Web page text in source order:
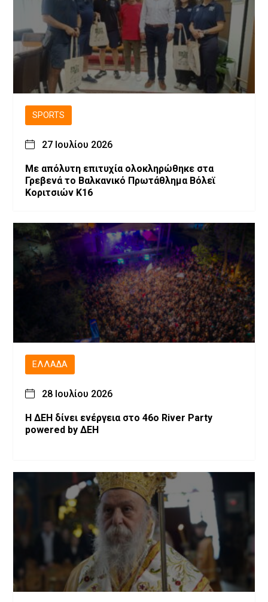
SPORTS
27 Ιουλίου 2026
Με απόλυτη επιτυχία ολοκληρώθηκε στα
Γρεβενά το Βαλκανικό Πρωτάθλημα Βόλεϊ
Κοριτσιών Κ16
ΕΛΛΆΔΑ
28 Ιουλίου 2026
Η ΔΕΗ δίνει ενέργεια στο 46ο River Party
powered by ΔΕΗ